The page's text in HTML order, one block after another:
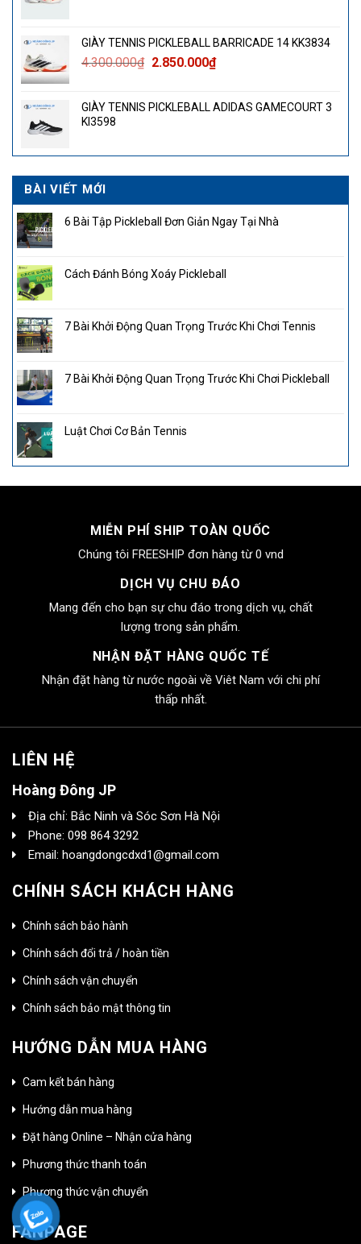
GIÀY TENNIS PICKLEBALL BARRICADE 14 KK3834
4.300.000₫ Giá
4.300.000₫.
2.850.000₫Giá
là:
GIÀY TENNIS PICKLEBALL ADIDAS GAMECOURT 3
KI3598
BÀI VIẾT MỚI
6 Bài Tập Pickleball Đơn Giản Ngay Tại Nhà
Cách Đánh Bóng Xoáy Pickleball
7 Bài Khởi Động Quan Trọng Trước Khi Chơi Tennis
7 Bài Khởi Động Quan Trọng Trước Khi Chơi Pickleball
Luật Chơi Cơ Bản Tennis
MIỄN PHÍ SHIP TOÀN QUỐC
Chúng tôi FREESHIP đơn hàng từ 0 vnd
DỊCH VỤ CHU ĐÁO
Mang đến cho bạn sự chu đáo trong dịch vụ, chất
lượng trong sản phẩm.
NHẬN ĐẶT HÀNG QUỐC TẾ
Nhận đặt hàng từ nước ngoài về Viêt Nam với chi phí
thấp nhất.
LIÊN HỆ
Hoàng Đông JP
Địa chỉ: Bắc Ninh và Sóc Sơn Hà Nội
Phone: 098 864 3292
Email: hoangdongcdxd1@gmail.com
CHÍNH SÁCH KHÁCH HÀNG
Chính sách bảo hành
Chính sách đổi trả / hoàn tiền
Chính sách vận chuyển
Chính sách bảo mật thông tin
HƯỚNG DẪN MUA HÀNG
Cam kết bán hàng
Hướng dẫn mua hàng
Đặt hàng Online – Nhận cửa hàng
Phương thức thanh toán
Phương thức vận chuyển
FANPAGE